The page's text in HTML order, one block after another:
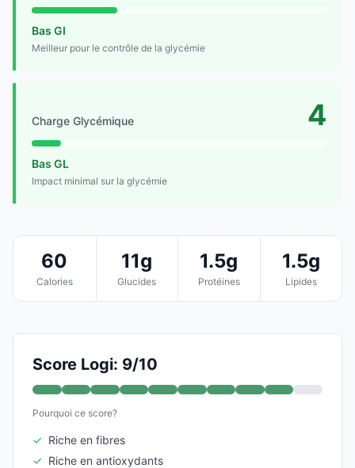
Bas GI
Meilleur pour le contrôle de la glycémie
Charge Glycémique 4
Bas GL
Impact minimal sur la glycémie
60
Calories
11g
Glucides
1.5g
Protéines
1.5g
Lipides
Score Logi: 9/10
Pourquoi ce score?
✓ Riche en fibres
✓ Riche en antioxydants